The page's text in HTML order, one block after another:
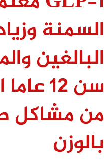
السمنة
البالغين
سن 12
من مشاكل
بالوزن